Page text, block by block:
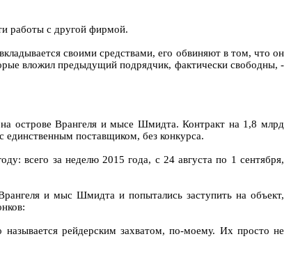
работы с другой фирмой.
своими средствами, его обвиняют в том, что он
вложил предыдущий подрядчик, фактически свободны, -
острове Врангеля и мысе Шмидта. Контракт на 1,8 млрд
единственным поставщиком, без конкурса.
всего за неделю 2015 года, с 24 августа по 1 сентября,
и мыс Шмидта и попытались заступить на объект,
рейдерским захватом, по-моему. Их просто не